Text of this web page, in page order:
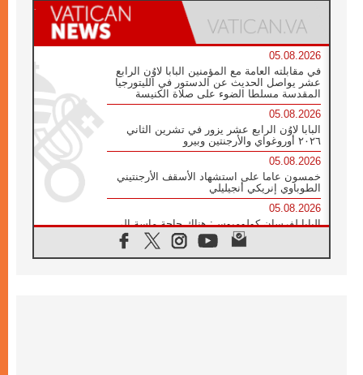
05.08.2026
في مقابلته العامة مع المؤمنين البابا لاوُن الرابع
عشر يواصل الحديث عن الدستور في الليتورجيا
المقدسة مسلطا الضوء على صلاة الكنيسة
05.08.2026
البابا لاوُن الرابع عشر يزور في تشرين الثاني
٢٠٢٦ أوروغواي والأرجنتين وبيرو
05.08.2026
خمسون عاما على استشهاد الأسقف الأرجنتيني
الطوباوي إنريكي أنجيليلي
05.08.2026
البابا لفرسان كولومبوس: هناك حاجة ماسة إلى
أنبياء تناغم يسعون إلى بناء الجسور
04.08.2026